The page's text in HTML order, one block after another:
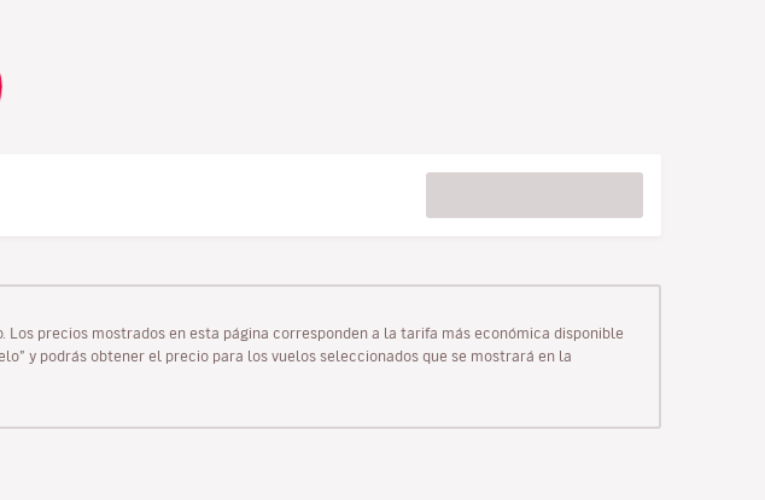
precios mostrados en esta página corresponden a la tarifa más económica disponible
y podrás obtener el precio para los vuelos seleccionados que se mostrará en la